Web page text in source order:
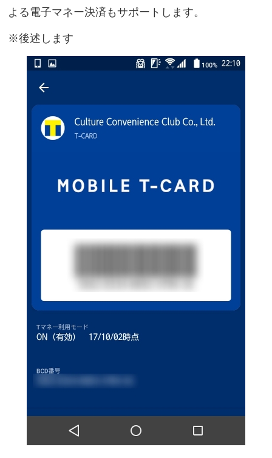
よる電子マネー決済もサポートします。
※後述します